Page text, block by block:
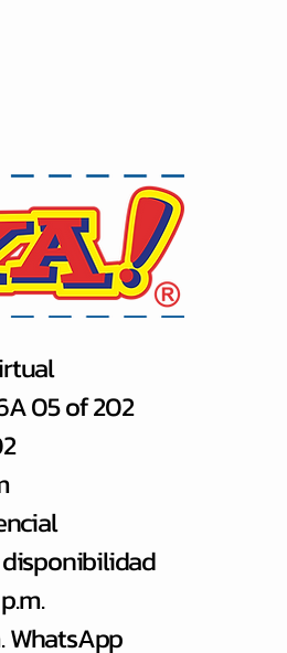
05 of 202
WhatsApp